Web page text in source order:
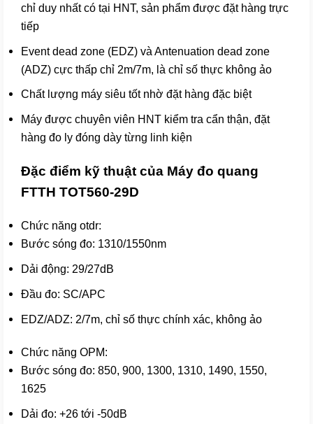
chỉ duy nhất có tại HNT, sản phẩm được đặt hàng trực
tiếp
Event dead zone (EDZ) và Antenuation dead zone
(ADZ) cực thấp chỉ 2m/7m, là chỉ số thực không ảo
Chất lượng máy siêu tốt nhờ đặt hàng đặc biệt
Máy được chuyên viên HNT kiểm tra cẩn thận, đặt
hàng đo ly đóng dày từng linh kiện
Đặc điểm kỹ thuật của Máy đo quang
FTTH TOT560-29D
Chức năng otdr:
Bước sóng đo: 1310/1550nm
Dải động: 29/27dB
Đầu đo: SC/APC
EDZ/ADZ: 2/7m, chỉ số thực chính xác, không ảo
Chức năng OPM:
Bước sóng đo: 850, 900, 1300, 1310, 1490, 1550,
1625
Dải đo: +26 tới -50dB